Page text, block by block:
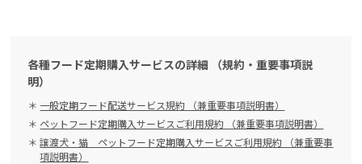
各種フード定期購入サービスの詳細 （規約・重要事項説
明）
一般定期フード配送サービス規約 （兼重要事項説明書）
ペットフード定期購入サービスご利用規約 （兼重要事項説明書）
譲渡犬・猫 ペットフード定期購入サービスご利用規約 （兼重要事
項説明書）